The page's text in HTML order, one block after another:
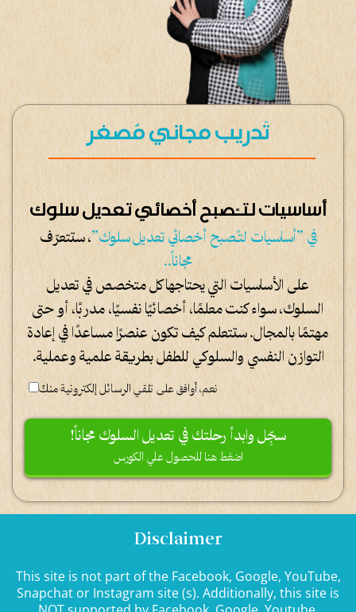
تَدريب مجاني مُصغر
أساسيات لتـًصبح أخصائي تعديل سلوك
في ”أساسيات لتـًصبح أخصائي تعديل سلوك”، ستتعرّف
مجاناً..
على الأساسيات التي يحتاجها كل متخصص في تعديل
السلوك، سواء كنت معلمًا، أخصائيًا نفسيًا، مدربًا، أو حتى
مهتمًا بالمجال. ستتعلم كيف تكون عنصرًا مساعدًا في إعادة
التوازن النفسي والسلوكي للطفل بطريقة علمية وعملية.
نعم، أوافق على تلقي الرسائل إلكترونية منك
!سجِّل وابدأ رحلتك في تعديل السلوك مجاناً
اضغط هنا للحصول علي الكورس
Disclaimer
This site is not part of the Facebook, Google, YouTube,
Snapchat or Instagram site (s). Additionally, this site is